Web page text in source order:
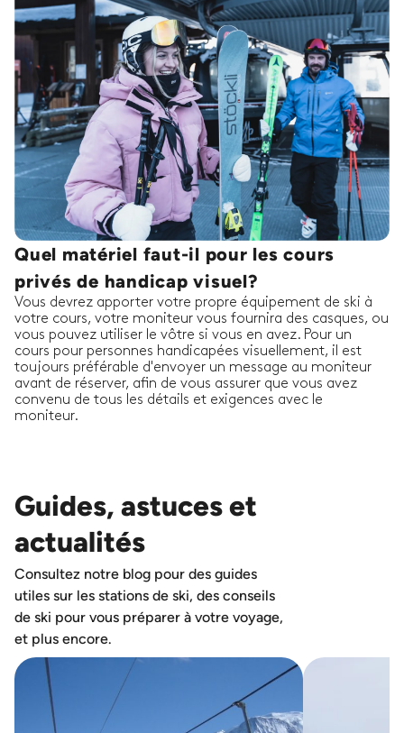
Quel matériel faut-il pour les cours
privés de handicap visuel?
Vous devrez apporter votre propre équipement de ski à
votre cours, votre moniteur vous fournira des casques, ou
vous pouvez utiliser le vôtre si vous en avez. Pour un
cours pour personnes handicapées visuellement, il est
toujours préférable d'envoyer un message au moniteur
avant de réserver, afin de vous assurer que vous avez
convenu de tous les détails et exigences avec le
moniteur.
Guides, astuces et
actualités
Consultez notre blog pour des guides
utiles sur les stations de ski, des conseils
de ski pour vous préparer à votre voyage,
et plus encore.